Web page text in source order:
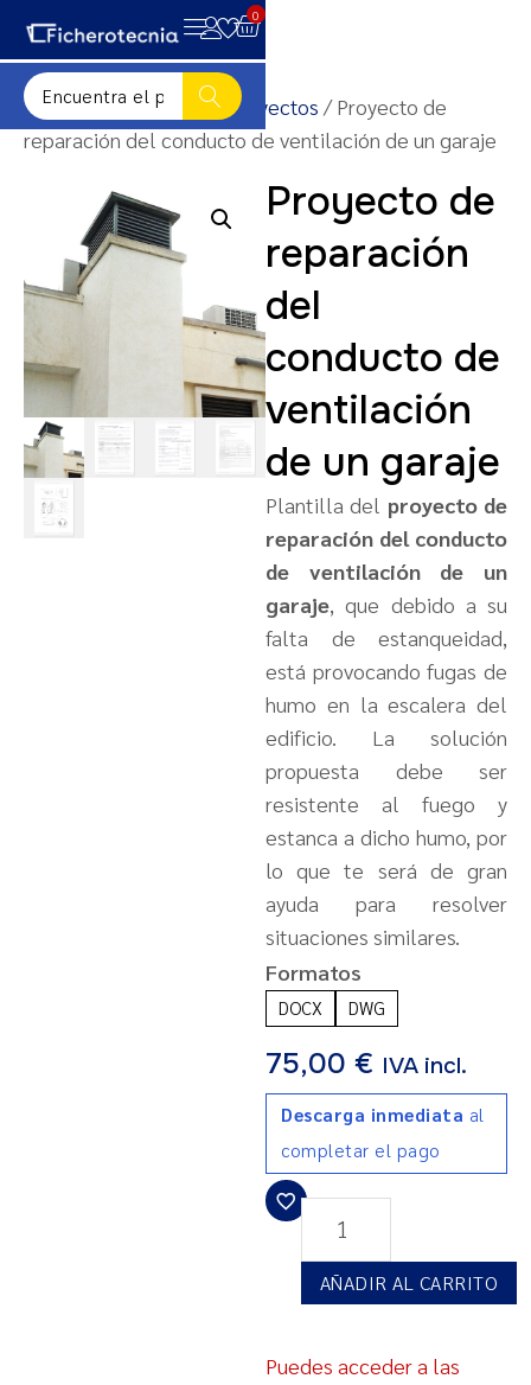
0
Inicio/Plantillas para proyectos / Proyecto de
reparación del conducto de ventilación de un garaje
Proyecto de
reparación
del
conducto de
ventilación
de un garaje
Plantilla del proyecto de
reparación del conducto
de ventilación de un
garaje, que debido a su
falta de estanqueidad,
está provocando fugas de
humo en la escalera del
edificio. La solución
propuesta debe ser
resistente al fuego y
estanca a dicho humo, por
lo que te será de gran
ayuda para resolver
situaciones similares.
Formatos
DOCX DWG
75,00 € IVA incl.
Descarga inmediata al
completar el pago
AÑADIR AL CARRITO
Puedes acceder a las